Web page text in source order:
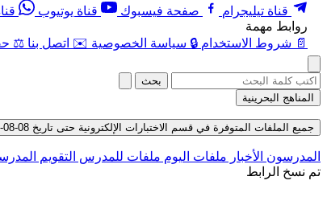
قناة تيليجرام
صفحة فيسبوك قناة يوتيوب
روابط مهمة
📄 شروط الاستخدام 🔒 سياسة الخصوصية ✉️ اتصل بنا ⚖️
بحث
المناهج البحرينية
جميع الملفات المتوفرة في قسم الاختبارات الإلكترونية حتى تاريخ 08-08-2026
المدرسون الأخبار ملفات اليوم ملفات للمدرس التقويم
تم نسخ الرابط